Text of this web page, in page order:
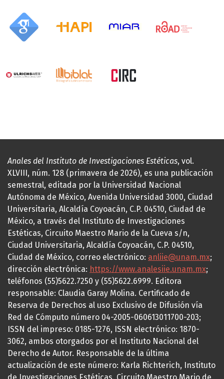
Anales del Instituto de Investigaciones Estéticas, vol.
XLVIII, núm. 128 (primavera de 2026), es una publicación
semestral, editada por la Universidad Nacional
Autónoma de México, Avenida Universidad 3000, Ciudad
Universitaria, Alcaldía Coyoacán, C.P. 04510, Ciudad de
México, a través del Instituto de Investigaciones
Estéticas, Circuito Maestro Mario de la Cueva s/n,
Ciudad Universitaria, Alcaldía Coyoacán, C.P. 04510,
Ciudad de México, correo electrónico: anliie@unam.mx;
dirección electrónica: https://www.analesiie.unam.mx;
teléfonos (55)5622.7250 y (55)5622.6999. Editora
responsable: Claudia Garay Molina. Certificado de
Reserva de Derechos al uso Exclusivo de Difusión vía
Red de Cómputo número 04-2005-060613011700-203;
ISSN del impreso: 0185-1276, ISSN electrónico: 1870-
3062, ambos otorgados por el Instituto Nacional del
Derecho de Autor. Responsable de la última
actualización de este número: Karla Richterich, Instituto
de Investigaciones Estéticas, Circuito Maestro Mario de